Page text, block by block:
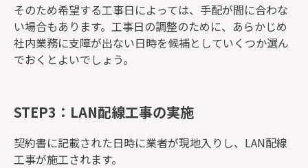
そのため希望する工事日によっては、手配が間に合わな
い場合もあります。工事日の調整のために、あらかじめ
社内業務に支障が出ない日時を候補としていくつか選ん
でおくとよいでしょう。
STEP3：LAN配線工事の実施
契約書に記載された日時に業者が現地入りし、LAN配線
工事が施工されます。